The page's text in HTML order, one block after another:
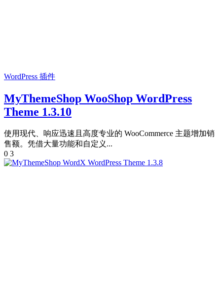
WordPress 插件
MyThemeShop WooShop WordPress
Theme 1.3.10
使用现代、响应迅速且高度专业的 WooCommerce 主题增加销
售额。凭借大量功能和自定义...
0 3